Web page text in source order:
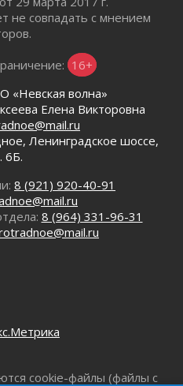
подготовку
«Избушка-
Водяной
экспозиция к 150-
не совпадать с мнением
16+
«Невская волна»
Елена Викторовна
Ленинградское шоссе,
6Б.
8 (921) 920-40-91
8 (964) 331-96-31
cookie-файлы (файлы с